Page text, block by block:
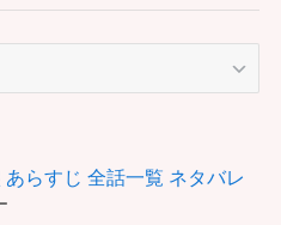
あらすじ 全話一覧 ネタバレ